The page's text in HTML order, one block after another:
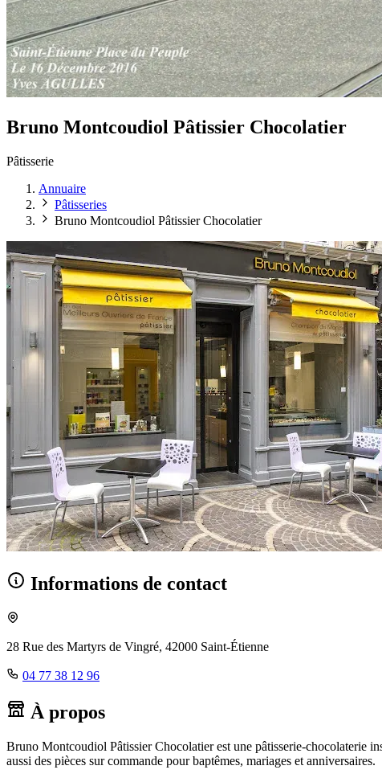
Bruno Montcoudiol Pâtissier Chocolatier
Pâtisserie
Annuaire
Pâtisseries
Bruno Montcoudiol Pâtissier Chocolatier
Informations de contact
28 Rue des Martyrs de Vingré, 42000 Saint-Étienne
04 77 38 12 96
À propos
Bruno Montcoudiol Pâtissier Chocolatier est une pâtisserie-chocolaterie
aussi des pièces sur commande pour baptêmes, mariages et anniversaires.